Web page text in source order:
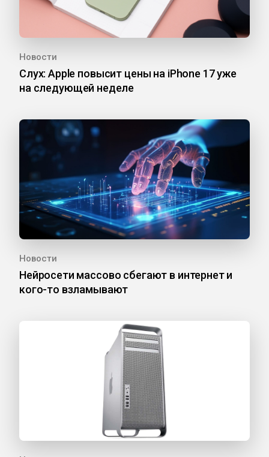
Новости
Слух: Apple повысит цены на iPhone 17 уже
на следующей неделе
Новости
Нейросети массово сбегают в интернет и
кого-то взламывают